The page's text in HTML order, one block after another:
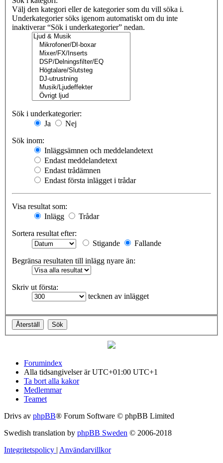
Välj den kategori eller de kategorier som du vill söka i.
Underkategorier söks igenom automatiskt om du inte
inaktiverar “Sök i underkategorier” nedan.
Sök i underkategorier:
Ja
Nej
Sök inom:
Inläggsämnen och meddelandetext
Endast meddelandetext
Endast trådämnen
Endast första inlägget i trådar
Visa resultat som:
Inlägg
Trådar
Sortera resultat efter:
Stigande
Fallande
Begränsa resultaten till inlägg nyare än:
Skriv ut första:
tecknen av inlägget
Forumindex
Alla tidsangivelser är UTC+01:00 UTC+1
Ta bort alla kakor
Medlemmar
Teamet
Drivs av phpBB® Forum Software © phpBB Limited
Swedish translation by phpBB Sweden © 2006-2018
Integritetspolicy | Användarvillkor